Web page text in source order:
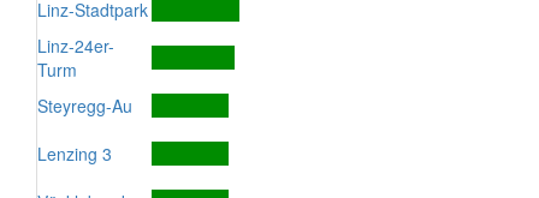
Linz-Stadtpark
Linz-24er-
Turm
Steyregg-Au
Lenzing 3